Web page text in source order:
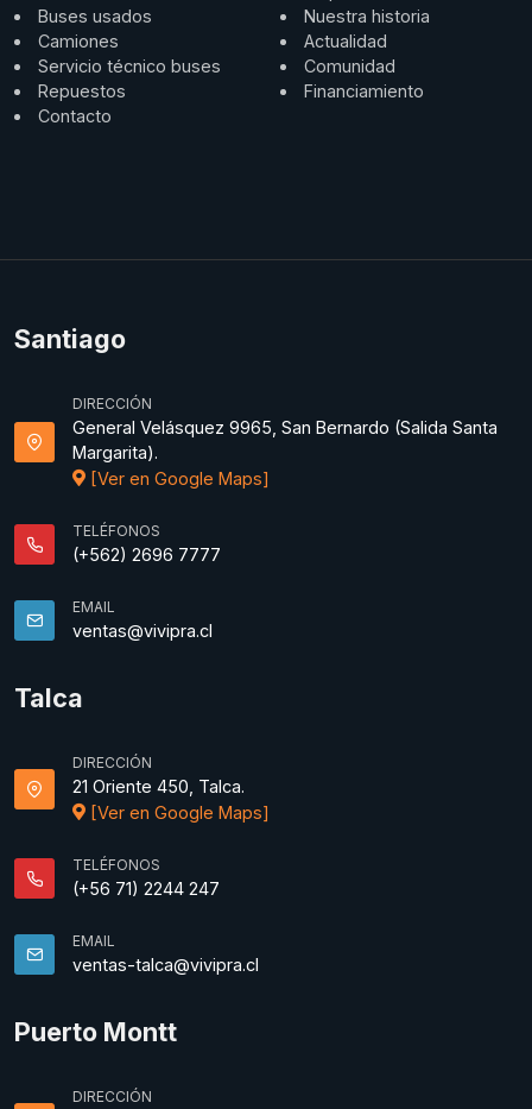
Buses usados
Camiones
Servicio técnico buses
Repuestos
Contacto
Nuestra historia
Actualidad
Comunidad
Financiamiento
Santiago
DIRECCIÓN
General Velásquez 9965, San Bernardo (Salida Santa
Margarita).
[Ver en Google Maps]
TELÉFONOS
(+562) 2696 7777
EMAIL
ventas@vivipra.cl
Talca
DIRECCIÓN
21 Oriente 450, Talca.
[Ver en Google Maps]
TELÉFONOS
(+56 71) 2244 247
EMAIL
ventas-talca@vivipra.cl
Puerto Montt
DIRECCIÓN